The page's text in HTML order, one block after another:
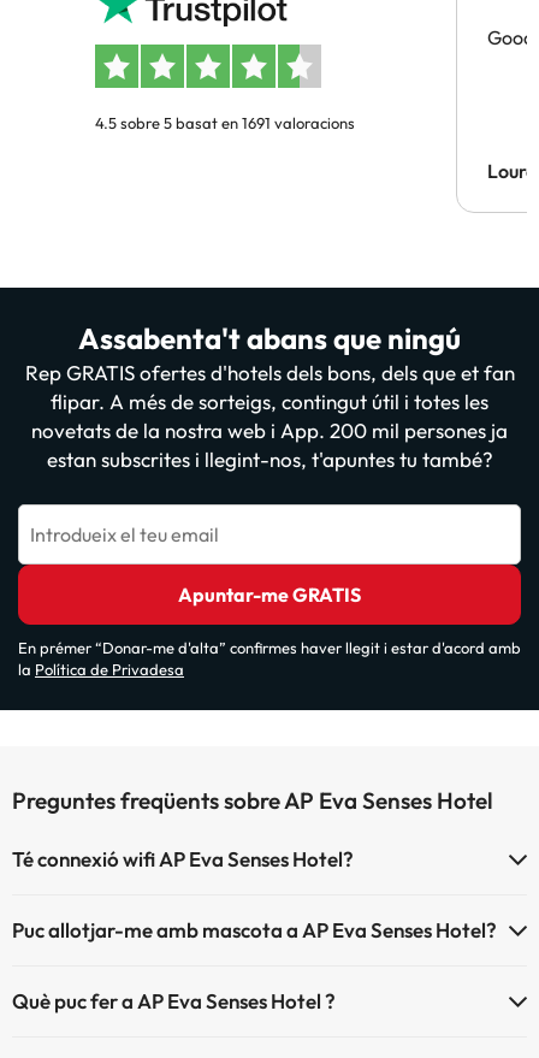
4.5 sobre 5 basat en 1691 valoracions
Good
Assabenta't abans que ningú
Rep GRATIS ofertes d'hotels dels bons, dels que et fan
flipar. A més de sorteigs, contingut útil i totes les
novetats de la nostra web i App. 200 mil persones ja
estan subscrites i llegint-nos, t'apuntes tu també?
Introdueix el teu email
Apuntar-me GRATIS
En prémer “Donar-me d'alta” confirmes haver llegit i estar d'acord amb
la Política de Privadesa
Preguntes freqüents sobre AP Eva Senses Hotel
Té connexió wifi AP Eva Senses Hotel?
Puc allotjar-me amb mascota a AP Eva Senses Hotel?
Què puc fer a AP Eva Senses Hotel ?